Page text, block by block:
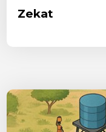
Zekat